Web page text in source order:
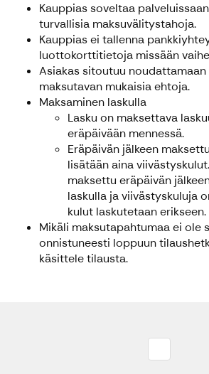
Kauppias soveltaa
turvallisia maksuvälitystahoja.
Kauppias ei tallenna
luottokorttitietoja missään
Asiakas sitoutuu
maksutavan mukaisia ehtoja.
Maksaminen laskulla
Lasku on maksettava
eräpäivään mennessä.
Eräpäivän jälkeen
lisätään aina
maksettu eräpäivän
laskulla ja viivästyskuluja
kulut laskutetaan erikseen.
Mikäli maksutapahtumaa ei ole
onnistuneesti loppuun
käsittele tilausta.